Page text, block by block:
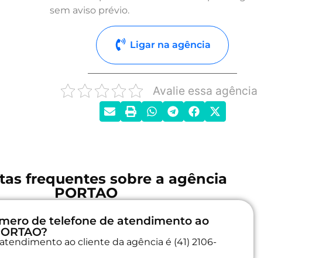
sem aviso prévio.
Ligar na agência
Avalie essa agência
frequentes sobre a agência
PORTAO
de telefone de atendimento ao
ao cliente da agência é (41) 2106-